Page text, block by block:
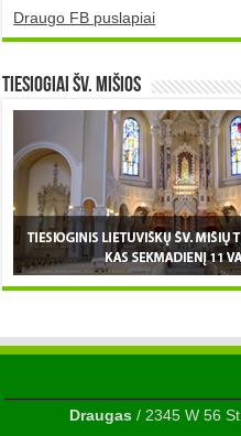
Draugo FB puslapiai
TIESIOGIAI šv. MIŠIOS
Draugas/ 2345 W 56